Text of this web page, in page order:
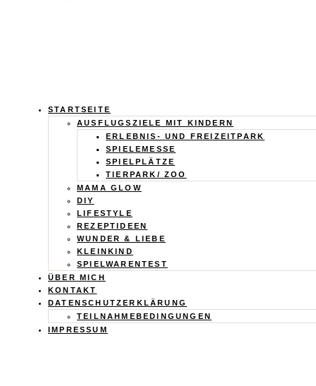
Calistas
Traum
STARTSEITE
AUSFLUGSZIELE MIT KINDERN
ERLEBNIS- UND FREIZEITPARK
SPIELEMESSE
SPIELPLÄTZE
TIERPARK/ ZOO
MAMA GLOW
DIY
LIFESTYLE
REZEPTIDEEN
WUNDER & LIEBE
KLEINKIND
SPIELWARENTEST
ÜBER MICH
KONTAKT
DATENSCHUTZERKLÄRUNG
TEILNAHMEBEDINGUNGEN
IMPRESSUM